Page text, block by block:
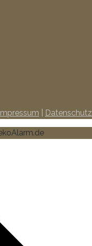
Datenschutz